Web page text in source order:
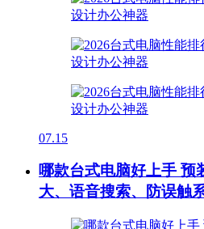
07.15
哪款台式电脑好上手 预
大、语音搜索、防误触